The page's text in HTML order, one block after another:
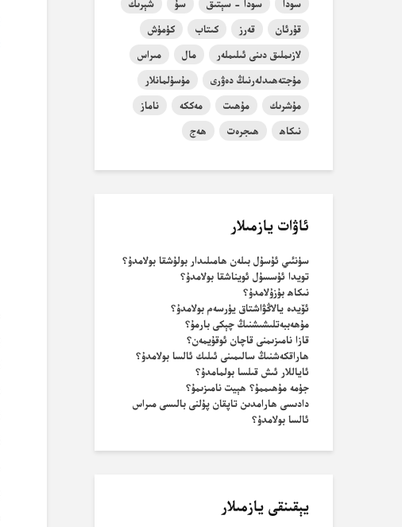
سودا
سودا - سېتىق سۇ
شېرىك
قۇرئان
قەرز كىتاب
كۈمۈش
لازىملىق دىنى ئىلىملەر
مال
مىراس
مۇجتەھىدلەرنىڭ دەۋرى
مۇسۇلمانلار
مۇشرىك
مۇھىت مەككە
ناماز
نىكاھ
ھىجرەت ھەج
ئاۋات يازمىلار
سۈنئىي ئۇسۇل بىلەن ھامىلىدار بولۇشقا بولامدۇ؟
تويدا ئۇسسۇل ئويناشقا بولامدۇ؟
نىكاھ بۇزۇلامدۇ؟
ئۆيدە يالاڭۋاشتاق يۈرسەم بولامدۇ؟
مۇھەببەتلىشىشنىڭ چېكى بارمۇ؟
قازا نامىزىمنى قاچان ئوقۇيمەن؟
ھاراقكەشنىڭ سالىمىنى ئىلىك ئالسا بولامدۇ؟
ئاياللار ئىش قىلسا بولمامدۇ؟
جۈمە مۇھىممۇ؟ ھېيت نامىزىمۇ؟
دادىسى ھارامدىن تاپقان پۇلنى بالىسى مىراس
ئالسا بولامدۇ؟
يېقىنقى يازمىلار